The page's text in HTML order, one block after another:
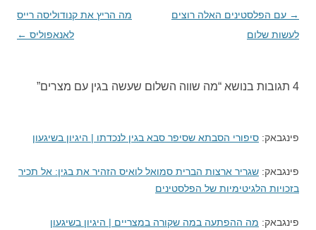
ניווט
בפוסטים
→ עם הפלסטינים האלה רוצים
לעשות שלום
מה הריץ את קנודוליסה רייס
לאנאפוליס ←
4 תגובות בנושא “ מה שווה השלום שעשה בגין עם מצרים”
פינגבאק: סיפורי הסבתא שסיפר סבא בגין לנכדתו | היגיון בשיגעון
פינגבאק: שגריר ארצות הברית סמואל לואיס הזהיר את בגין: אל תכיר
בזכויות הלגיטימיות של הפלסטינים
פינגבאק: מה ההפתעה במה שקורה במצריים | היגיון בשיגעון